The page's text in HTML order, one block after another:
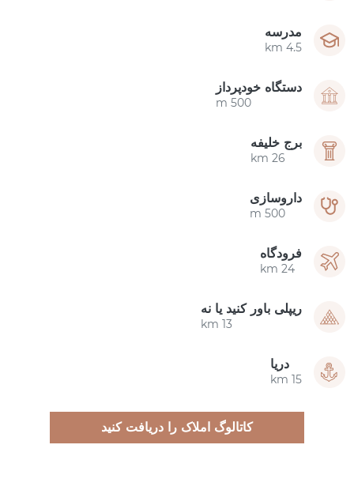
مدرسه
4.5 km
دستگاه خودپرداز
500 m
برج خلیفه
26 km
داروسازی
500 m
فرودگاه
24 km
ریپلی باور کنید یا نه
13 km
دریا
15 km
کاتالوگ املاک را دریافت کنید